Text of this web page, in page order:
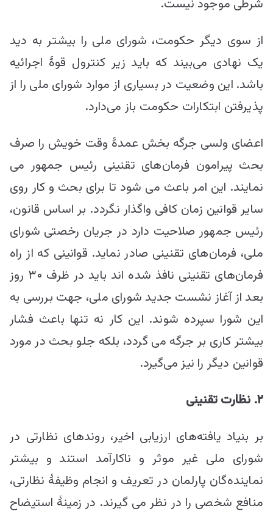
شرطی موجود نیست.
از سوی دیگر حکومت، شورای ملی را بیشتر به دید
یک نهادی می‌بیند که باید زیر کنترول قوۀ اجرائیه
باشد. این وضعیت در بسیاری از موارد شورای ملی را از
پذیرفتن ابتکارات حکومت باز می‌دارد.
اعضای ولسی جرگه بخش عمدۀ وقت خویش را صرف
بحث پیرامون فرمان‌های تقنینی رئیس جمهور می
نمایند. این امر باعث می شود تا برای بحث و کار روی
سایر قوانین زمان کافی واگذار نگردد. بر اساس قانون،
رئیس جمهور صلاحیت دارد در جریان رخصتی شورای
ملی، فرمان‌های تقنینی صادر نماید. قوانینی که از راه
فرمان‌های تقنینی نافذ شده اند باید در ظرف ۳۰ روز
بعد از آغاز نشست جدید شورای ملی، جهت بررسی به
این شورا سپرده شوند. این کار نه تنها باعث فشار
بیشتر کاری بر جرگه می گردد، بلکه جلو بحث در مورد
قوانین دیگر را نیز می‌گیرد.
۲. نظارت تقنینی
بر بنیاد یافته‌های ارزیابی اخیر، روند‌های نظارتی در
شورای ملی غیر موثر و ناکارآمد استند و بیشتر
نماینده‌گان پارلمان در تعریف و انجام وظیفۀ نظارتی،
منافع شخصی را در نظر می گیرند. در زمینۀ استیضاح